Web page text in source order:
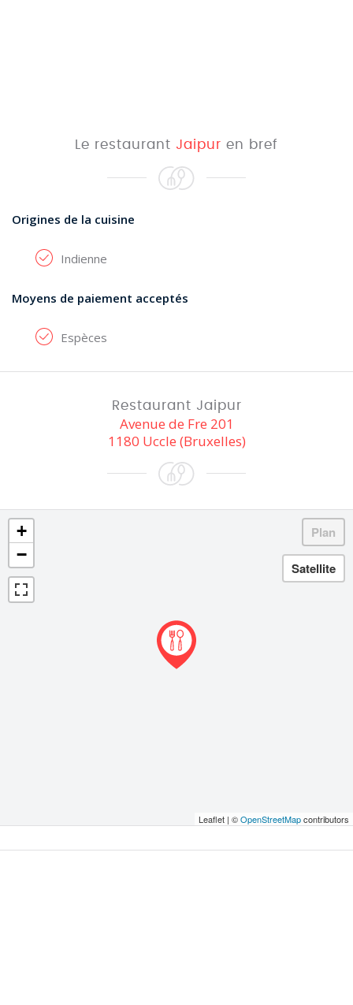
Le restaurant Jaipur en bref
Origines de la cuisine
Indienne
Moyens de paiement acceptés
Espèces
Restaurant Jaipur
Avenue de Fre 201
1180 Uccle (Bruxelles)
+
−
Leaflet | ©OpenStreetMapcontributors